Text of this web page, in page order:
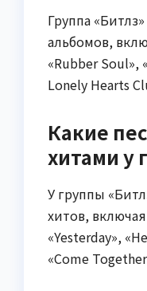
Группа
альбомов,
«Rubber Soul»,
Lonely Hearts
Какие
хитами у
У группы
хитов,
«Yesterday»,
«Come